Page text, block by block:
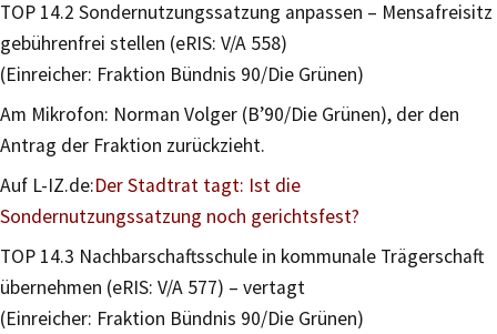
TOP 14.2 Sondernutzungssatzung anpassen – Mensafreisitz
gebührenfrei stellen (eRIS: V/A 558)
(Einreicher: Fraktion Bündnis 90/Die Grünen)
Am Mikrofon: Norman Volger (B’90/Die Grünen), der den
Antrag der Fraktion zurückzieht.
Auf L-IZ.de:Der Stadtrat tagt: Ist die
Sondernutzungssatzung noch gerichtsfest?
TOP 14.3 Nachbarschaftsschule in kommunale Trägerschaft
übernehmen (eRIS: V/A 577) – vertagt
(Einreicher: Fraktion Bündnis 90/Die Grünen)